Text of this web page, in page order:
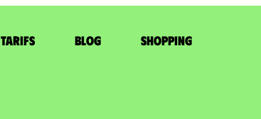
Tarifs Blog Shopping